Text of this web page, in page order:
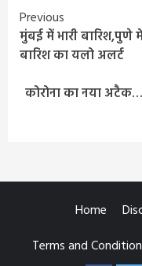
Continue
Reading
Previous
मुंबई में भारी बारिश,पुणे
बारिश का यलो अलर्ट
कोरोना का नया
Home
Terms and